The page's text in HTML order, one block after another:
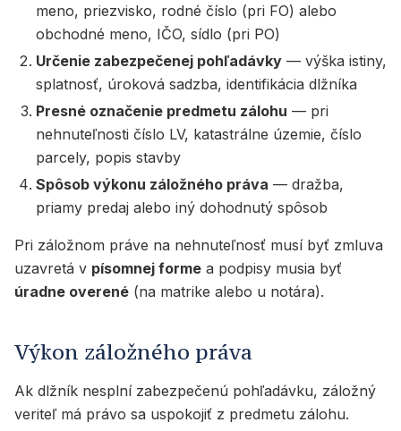
meno, priezvisko, rodné číslo (pri FO) alebo
obchodné meno, IČO, sídlo (pri PO)
Určenie zabezpečenej pohľadávky — výška istiny,
splatnosť, úroková sadzba, identifikácia dlžníka
Presné označenie predmetu zálohu — pri
nehnuteľnosti číslo LV, katastrálne územie, číslo
parcely, popis stavby
Spôsob výkonu záložného práva — dražba,
priamy predaj alebo iný dohodnutý spôsob
Pri záložnom práve na nehnuteľnosť musí byť zmluva
uzavretá v písomnej forme a podpisy musia byť
úradne overené (na matrike alebo u notára).
Výkon záložného práva
Ak dlžník nesplní zabezpečenú pohľadávku, záložný
veriteľ má právo sa uspokojiť z predmetu zálohu.